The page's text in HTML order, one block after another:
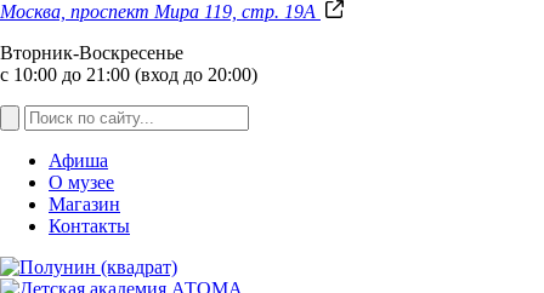
Москва, проспект Мира 119, стр. 19А
Вторник-Воскресенье
с 10:00 до 21:00 (вход до 20:00)
Афиша
О музее
Магазин
Контакты